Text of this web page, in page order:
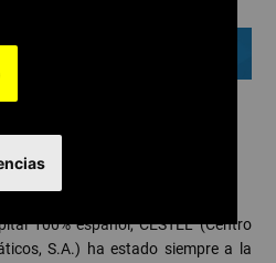
100% español, CESTEL (Centro
S.A.) ha estado siempre a la